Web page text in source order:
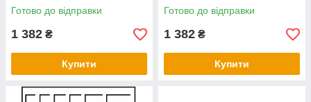
Готово до відправки
1 382 ₴
Купити
Готово до відправки
1 382 ₴
Купити